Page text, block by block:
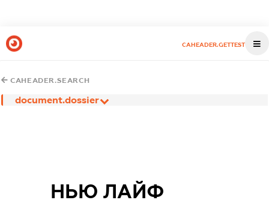
CAHEADER.GETTEST
CAHEADER.SEARCH
document.dossier
НЬЮ ЛАЙФ